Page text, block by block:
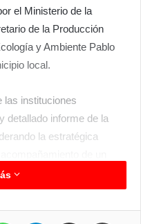
el Ministerio de la
de la Producción
y Ambiente Pablo
local.
las instituciones
detallado informe de la
la estratégica
de los distintos
y agencias de